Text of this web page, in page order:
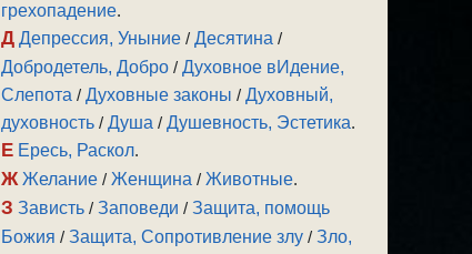
грехопадение.
Д Депрессия, Уныние /Десятина /
Добродетель, Добро /Духовное вИдение,
Слепота /Духовные законы /Духовный,
духовность /Душа /Душевность, Эстетика.
Е Ересь, Раскол.
Ж Желание /Женщина /Животные.
З Зависть /Заповеди /Защита, помощь
Божия /Защита, Сопротивление злу /Зло,